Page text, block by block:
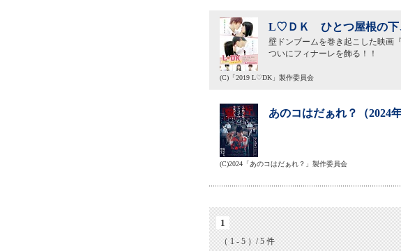
L♡ＤＫ ひとつ屋根の下
壁ドンブームを巻き起こした映画
ついにフィナーレを飾る！！
(C)「2019 L♡DK」製作委員会
あのコはだぁれ？（2024年
(C)2024「あのコはだぁれ？」製作委員会
1
（ 1 - 5 ）/ 5 件